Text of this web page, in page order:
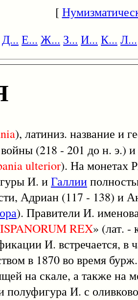
[
Д... Е... Ж... З... И... К... Л...
), латиниз. название и
(218 - 201 до н. э.)
ulterior). На монетах
И. иГаллии
Адриан (117 - 138) и
). Правители И.
REX» (лат. -
И. встречается,
в 1870 во время
на скале, а также на
полуфигура И. с